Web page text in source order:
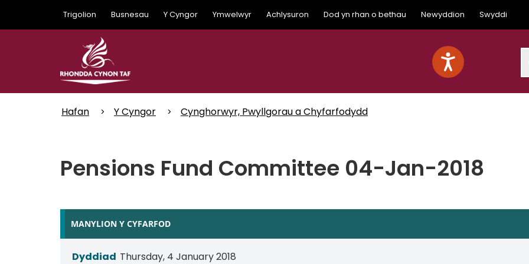
main
Trigolion Busnesau Y Cyngor Ymwelwyr Achlysuron Dod yn rhan o bethau Newyddion Swyddi
Hafan Y Cyngor Cynghorwyr, Pwyllgorau a Chyfarfodydd
Pensions Fund Committee 04-Jan-2018
MANYLION Y CYFARFOD
Dyddiad Thursday, 4 January 2018